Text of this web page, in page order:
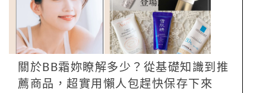
關於BB霜妳瞭解多少？從基礎知識到推
薦商品，超實用懶人包趕快保存下來